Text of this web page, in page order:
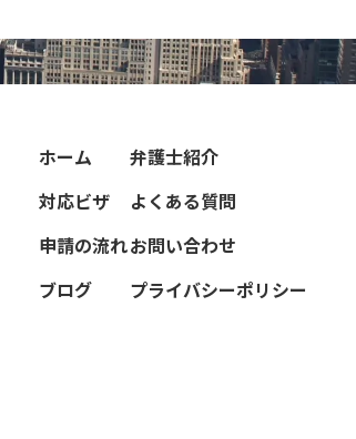
ホーム
対応ビザ
申請の流れ
ブログ
弁護士紹介
よくある質問
お問い合わせ
プライバシーポリシー